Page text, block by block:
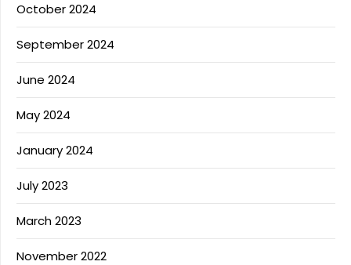
October 2024
September 2024
June 2024
May 2024
January 2024
July 2023
March 2023
November 2022